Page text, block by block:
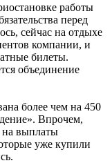
работы
перед
сейчас на отдыхе
компании, и
билеты.
объединение
более чем на 450
Впрочем,
на выплаты
уже купили